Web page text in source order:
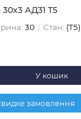
АД31 Т5
30 Стан: (Т5)
У кошик
замовлення